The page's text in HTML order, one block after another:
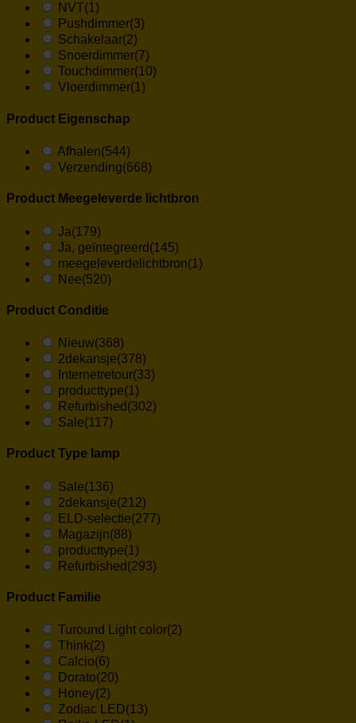
NVT (1)
Pushdimmer(3)
Schakelaar(2)
Snoerdimmer(7)
Touchdimmer(10)
Vloerdimmer(1)
Product Eigenschap
Afhalen(544)
Verzending(668)
Product Meegeleverde lichtbron
Ja(179)
Ja, geïntegreerd (145)
meegeleverdelichtbron(1)
Nee(520)
Product Conditie
Nieuw(368)
2dekansje(378)
Internetretour(33)
producttype(1)
Refurbished (302)
Sale(117)
Product Type lamp
Sale(136)
2dekansje(212)
ELD-selectie(277)
Magazijn(88)
producttype(1)
Refurbished (293)
Product Familie
Turound Light color(2)
Think(2)
Calcio(6)
Dorato(20)
Honey(2)
Zodiac LED(13)